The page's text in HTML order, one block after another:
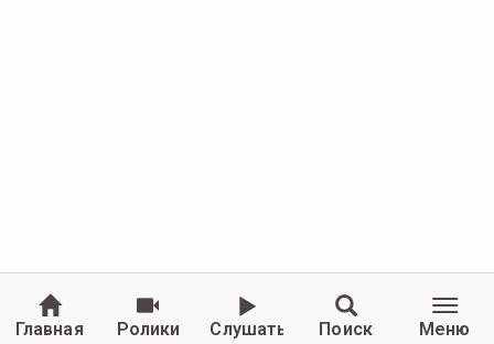
Главная Ролики Слушать Поиск Меню